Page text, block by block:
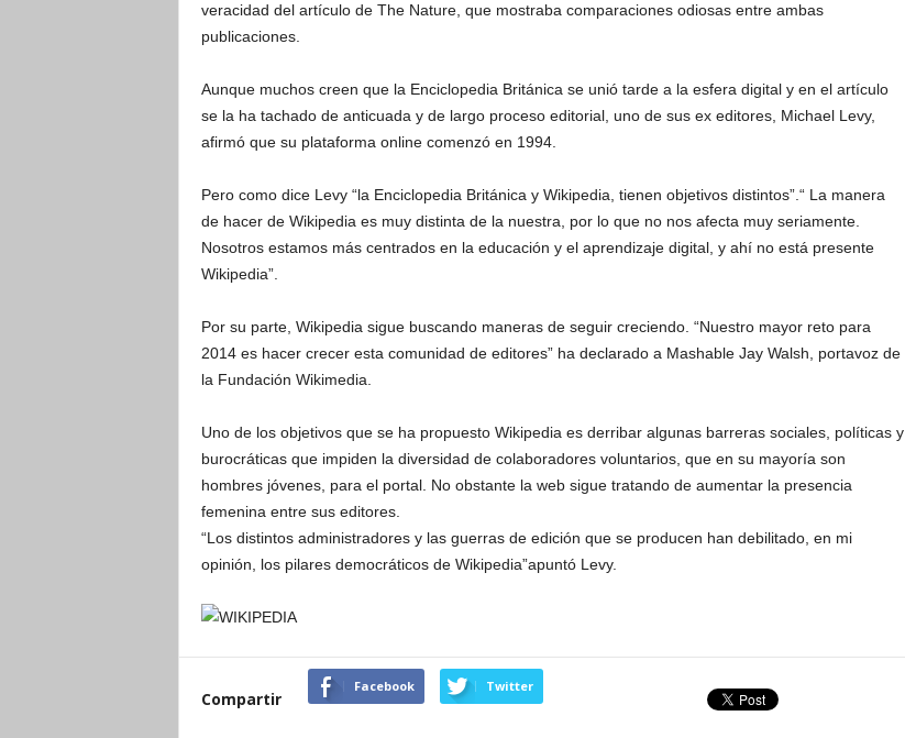
veracidad del artículo de The Nature, que mostraba comparaciones odiosas entre ambas
publicaciones.
Aunque muchos creen que la Enciclopedia Británica se unió tarde a la esfera digital y en el artículo
se la ha tachado de anticuada y de largo proceso editorial, uno de sus ex editores, Michael Levy,
afirmó que su plataforma online comenzó en 1994.
Pero como dice Levy “la Enciclopedia Británica y Wikipedia, tienen objetivos distintos”.“ La manera
de hacer de Wikipedia es muy distinta de la nuestra, por lo que no nos afecta muy seriamente.
Nosotros estamos más centrados en la educación y el aprendizaje digital, y ahí no está presente
Wikipedia”.
Por su parte, Wikipedia sigue buscando maneras de seguir creciendo. “Nuestro mayor reto para
2014 es hacer crecer esta comunidad de editores” ha declarado a Mashable Jay Walsh, portavoz de
la Fundación Wikimedia.
Uno de los objetivos que se ha propuesto Wikipedia es derribar algunas barreras sociales, políticas y
burocráticas que impiden la diversidad de colaboradores voluntarios, que en su mayoría son
hombres jóvenes, para el portal. No obstante la web sigue tratando de aumentar la presencia
femenina entre sus editores.
“Los distintos administradores y las guerras de edición que se producen han debilitado, en mi
opinión, los pilares democráticos de Wikipedia”apuntó Levy.
Compartir
Facebook Twitter